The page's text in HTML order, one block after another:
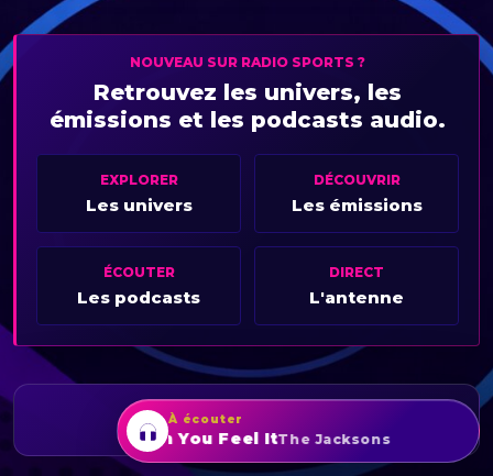
NOUVEAU SUR RADIO SPORTS ?
Retrouvez les univers, les
émissions et les podcasts audio.
EXPLORER
Les univers
DÉCOUVRIR
Les émissions
ÉCOUTER
Les podcasts
DIRECT
L'antenne
RADIOSPORTS
À écouter
Can You Feel ItThe Jacksons